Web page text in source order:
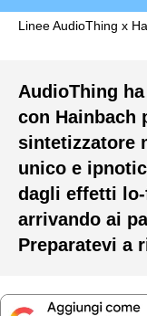
Linee AudioThing x
AudioThing
con Hainbach
sintetizzatore
unico e
dagli effetti
arrivando ai
Preparatevi a